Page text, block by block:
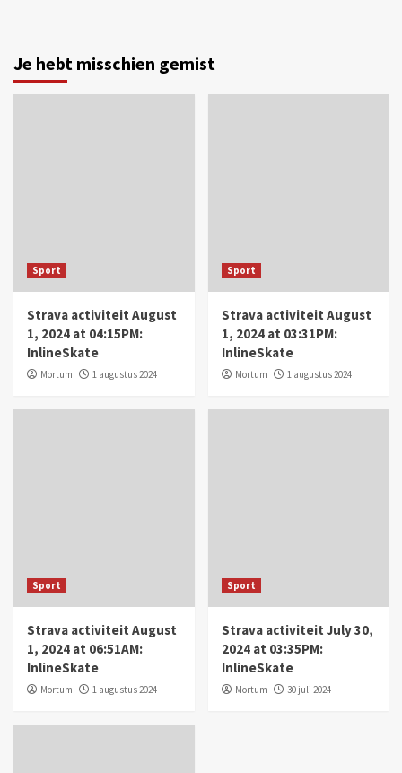
Je hebt misschien gemist
Sport
Strava activiteit August
1, 2024 at 04:15PM:
InlineSkate
Mortum 1 augustus 2024
Sport
Strava activiteit August
1, 2024 at 03:31PM:
InlineSkate
Mortum 1 augustus 2024
Sport
Strava activiteit August
1, 2024 at 06:51AM:
InlineSkate
Mortum 1 augustus 2024
Sport
Strava activiteit July 30,
2024 at 03:35PM:
InlineSkate
Mortum 30 juli 2024